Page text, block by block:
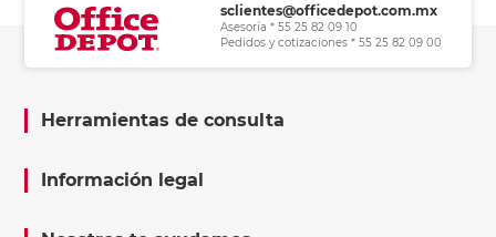
sclientes@officedepot.com.mx
Asesoría * 55 25 82 09 10
Pedidos y cotizaciones * 55 25 82 09 00
Herramientas de consulta
Información legal